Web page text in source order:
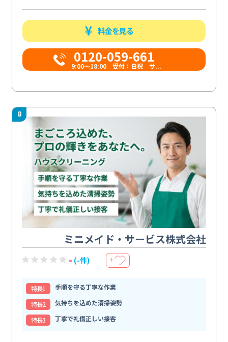
料金を見る
0120-059-661
9:00〜18:00 受付：日祝 サ...
8
ミニメイド・サービス株式会社
- (-件) ＋
特⻑1
手順を守る丁寧な作業
特⻑2
気持ちを込めた清掃姿勢
特⻑3
丁寧で礼儀正しい接客